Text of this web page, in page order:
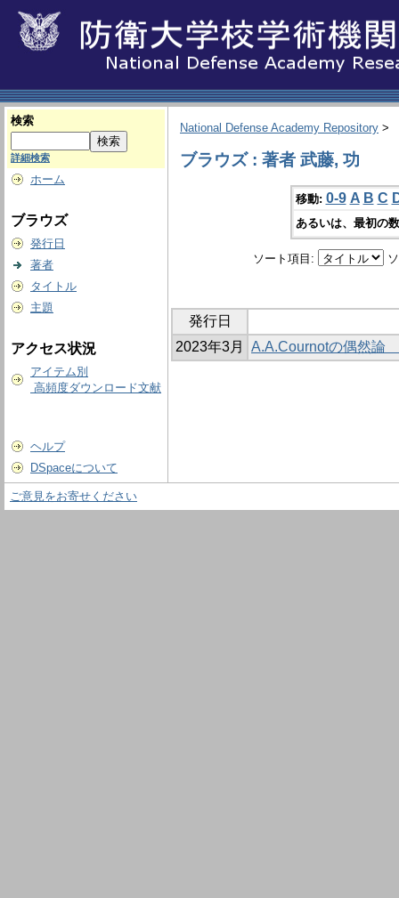
検索
詳細検索
ホーム
ブラウズ
発行日
著者
タイトル
主題
アクセス状況
アイテム別
高頻度ダウンロード文献
ヘルプ
DSpaceについて
National Defense Academy Repository >
ブラウズ : 著者 武藤, 功
移動: 0-9 A B C
あるいは、最初の
ソート項目:
発行日
2023年3月
A.A.Cournotの偶然論
ご意見をお寄せください